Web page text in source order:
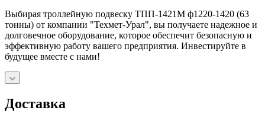
Выбирая троллейную подвеску ТПП-1421М ф1220-1420 (63
тонны) от компании "Техмет-Урал", вы получаете надежное и
долговечное оборудование, которое обеспечит безопасную и
эффективную работу вашего предприятия. Инвестируйте в
будущее вместе с нами!
Доставка